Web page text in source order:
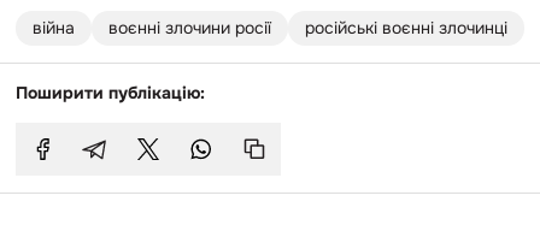
війна воєнні злочини росії російські воєнні злочинці
Поширити публікацію: